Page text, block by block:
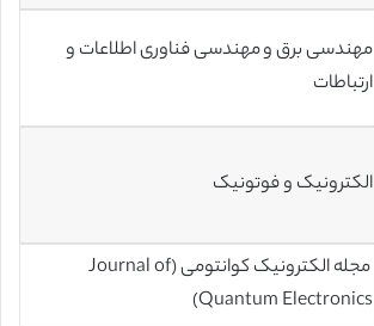
مهندسی برق و مهندسی فناوری اطلاعات و
ارتباطات
الکترونیک و فوتونیک
مجله الکترونیک کوانتومی (Journal of
Quantum Electronics)